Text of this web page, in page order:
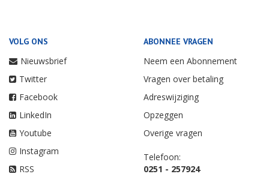
VOLG ONS
Nieuwsbrief
Twitter
Facebook
LinkedIn
Youtube
Instagram
RSS
ABONNEE VRAGEN
Neem een Abonnement
Vragen over betaling
Adreswijziging
Opzeggen
Overige vragen
Telefoon:
0251 - 257924